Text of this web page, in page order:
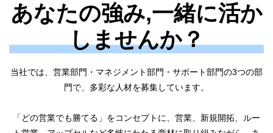
あなたの強み,一緒に活か
しませんか？
当社では、営業部門・マネジメント部門・サポート部門の3つの部
門で、多彩な人材を募集しています。
「どの営業でも勝てる」をコンセプトに、営業、新規開拓、ルー